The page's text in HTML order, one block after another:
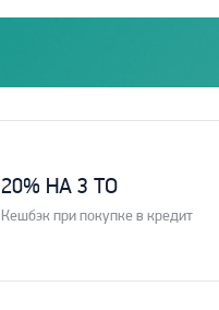
20% НА 3 ТО
Кешбэк при покупке в кредит